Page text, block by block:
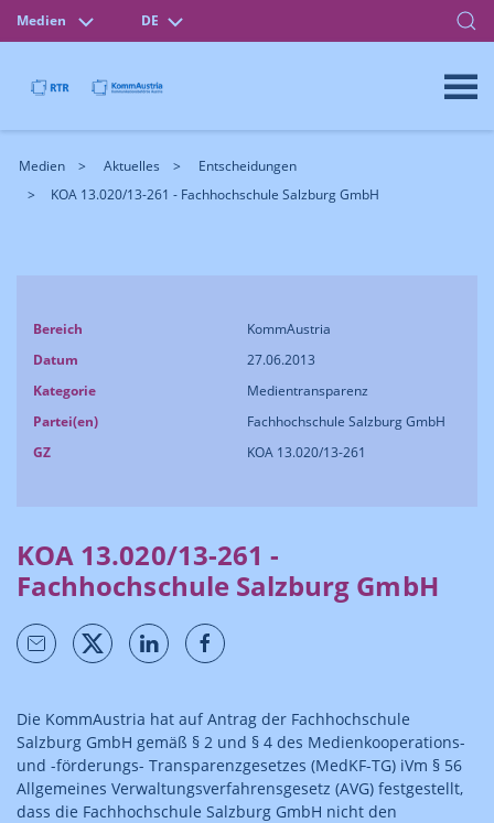
Medien DE
Medien Aktuelles
Entscheidungen
KOA 13.020/13-261 - Fachhochschule Salzburg GmbH
Bereich
KommAustria
Datum
27.06.2013
Kategorie
Medientransparenz
Partei(en)
Fachhochschule Salzburg GmbH
GZ
KOA 13.020/13-261
KOA 13.020/13-261 -
Fachhochschule Salzburg GmbH
Die KommAustria hat auf Antrag der Fachhochschule
Salzburg GmbH gemäß § 2 und § 4 des Medienkooperations-
und -förderungs- Transparenzgesetzes (MedKF-TG) iVm § 56
Allgemeines Verwaltungsverfahrensgesetz (AVG) festgestellt,
dass die Fachhochschule Salzburg GmbH nicht den